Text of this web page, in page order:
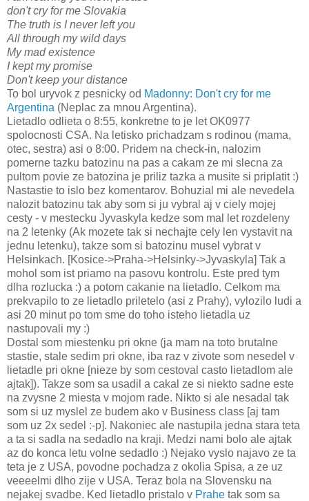
don't cry for me Slovakia
The truth is I never left you
All through my wild days
My mad existence
I kept my promise
Don't keep your distance
To bol uryvok z pesnicky od Madonny: Don't cry for me
Argentina (Neplac za mnou Argentina).
Lietadlo odlieta o 8:55, konkretne to je let OK0977
spolocnosti CSA. Na letisko prichadzam s rodinou (mama,
otec, sestra) asi o 8:00. Pridem na check-in, nalozim
pomerne tazku batozinu na pas a cakam ze mi slecna za
pultom povie ze batozina je priliz tazka a musite si priplatit :)
Nastastie to islo bez komentarov. Bohuzial mi ale nevedela
nalozit batozinu tak aby som si ju vybral aj v ciely mojej
cesty - v mestecku Jyvaskyla kedze som mal let rozdeleny
na 2 letenky (Ak mozete tak si nechajte cely len vystavit na
jednu letenku), takze som si batozinu musel vybrat v
Helsinkach. [Kosice->Praha->Helsinky->Jyvaskyla] Tak a
mohol som ist priamo na pasovu kontrolu. Este pred tym
dlha rozlucka :) a potom cakanie na lietadlo. Celkom ma
prekvapilo to ze lietadlo priletelo (asi z Prahy), vylozilo ludi a
asi 20 minut po tom sme do toho isteho lietadla uz
nastupovali my :)
Dostal som miestenku pri okne (ja mam na toto brutalne
stastie, stale sedim pri okne, iba raz v zivote som nesedel v
lietadle pri okne [nieze by som cestoval casto lietadlom ale
ajtak]). Takze som sa usadil a cakal ze si niekto sadne este
na zvysne 2 miesta v mojom rade. Nikto si ale nesadal tak
som si uz myslel ze budem ako v Business class [aj tam
som uz 2x sedel :-p]. Nakoniec ale nastupila jedna stara teta
a ta si sadla na sedadlo na kraji. Medzi nami bolo ale ajtak
az do konca letu volne sedadlo :) Nejako vyslo najavo ze ta
teta je z USA, povodne pochadza z okolia Spisa, a ze uz
veeeelmi dlho zije v USA. Teraz bola na Slovensku na
nejakej svadbe. Ked lietadlo pristalo v Prahe tak som sa